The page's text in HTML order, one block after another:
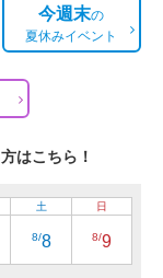
今週末の
夏休みイベント
はこちら！
土
8/8
日
8/9